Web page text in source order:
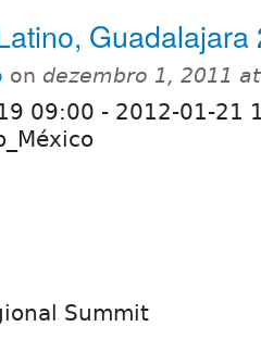
Guadalajara
on dezembro 1, 2011
09:00 - 2012-01-21
Summit